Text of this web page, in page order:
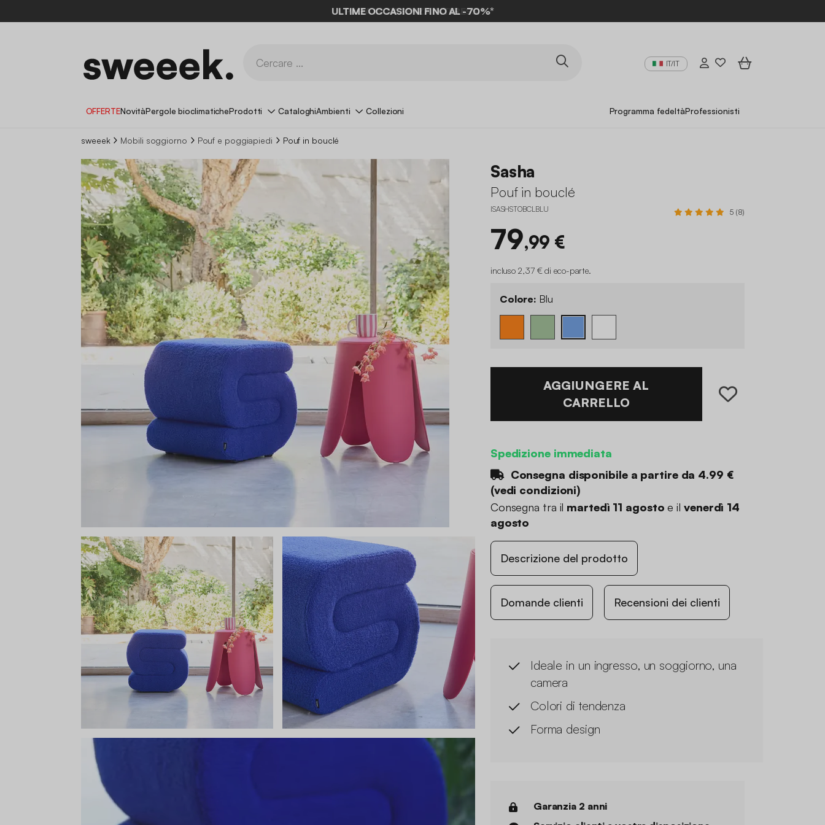
ULTIME OCCASIONI FINO AL -70%*
IT/IT
OFFERTENovitàPergole bioclimaticheProdotti CataloghiAmbienti Collezioni Programma fedeltàProfessionisti
sweeek Mobili soggiorno Pouf e poggiapiedi Pouf in bouclé
Sasha
Pouf in bouclé
ISASHSTOBCLBLU 5 (8)
79,99 €
incluso 2,37 € di eco-parte.
Colore: Blu
AGGIUNGERE AL
CARRELLO
Spedizione immediata
Consegna disponibile a partire da 4.99 €
(vedi condizioni)
Consegna tra il martedì 11 agosto e il venerdì 14
agosto
Descrizione del prodotto
Domande clienti Recensioni dei clienti
Ideale in un ingresso, un soggiorno, una
camera
Colori di tendenza
Forma design
Garanzia 2 anni